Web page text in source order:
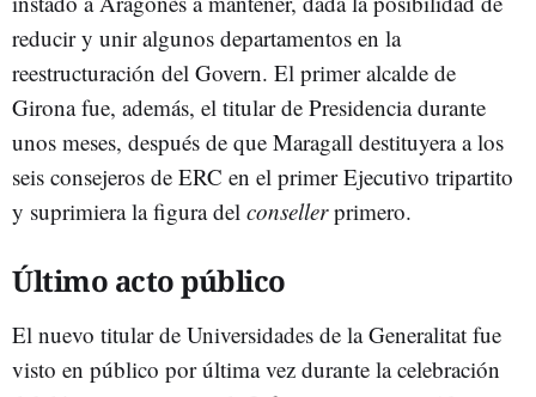
reducir y unir algunos departamentos en la
reestructuración del Govern. El primer alcalde de
Girona fue, además, el titular de Presidencia durante
unos meses, después de que Maragall destituyera a los
seis consejeros de ERC en el primer Ejecutivo tripartito
y suprimiera la figura del consellerprimero.
Último acto público
El nuevo titular de Universidades de la Generalitat fue
visto en público por última vez durante la celebración